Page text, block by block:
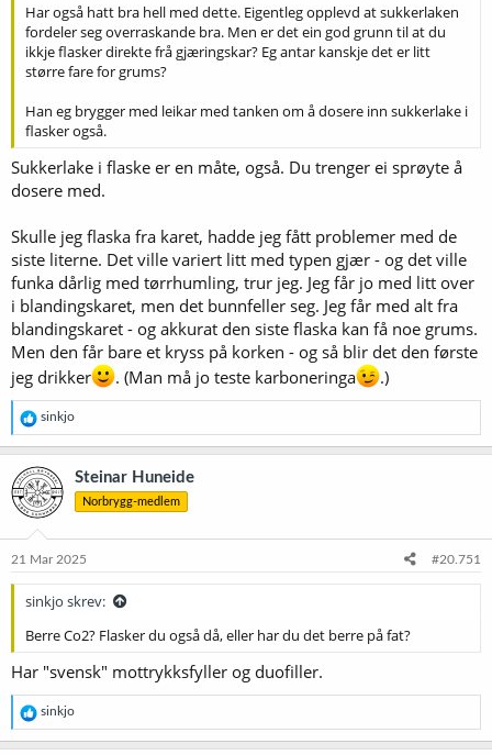
Har også hatt bra hell med dette. Eigentleg opplevd at sukkerlaken
fordeler seg overraskande bra. Men er det ein god grunn til at du
ikkje flasker direkte frå gjæringskar? Eg antar kanskje det er litt
større fare for grums?
Han eg brygger med leikar med tanken om å dosere inn sukkerlake i
flasker også.
Sukkerlake i flaske er en måte, også. Du trenger ei sprøyte å
dosere med.
Skulle jeg flaska fra karet, hadde jeg fått problemer med de
siste literne. Det ville variert litt med typen gjær - og det ville
funka dårlig med tørrhumling, trur jeg. Jeg får jo med litt over
i blandingskaret, men det bunnfeller seg. Jeg får med alt fra
blandingskaret - og akkurat den siste flaska kan få noe grums.
Men den får bare et kryss på korken - og så blir det den første
jeg drikker
. (Man må jo teste karboneringa .)
R
e
a
k
s
j
o
e
sinkjo
Steinar Huneide
Norbrygg-medlem
21 Mar 2025 #20.751
sinkjo skrev:
Berre Co2? Flasker du også då, eller har du det berre på fat?
Har "svensk" mottrykksfyller og duofiller.
R
e
a
sinkjo